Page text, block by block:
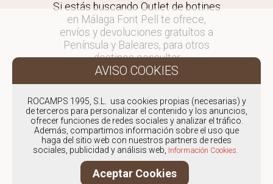
Si estás buscando Outlet de botines
en Málaga Font Pell te ofrece,
envíos y devoluciones gratuítos a
Península y Baleares, para otros
destinos consultar
en comercial@fontpell.com.
Los envíos a Málaga gestionados
entre semana se entregarán en
menos de 48 horas; los pedidos
realizados en fin de semana, el
producto se enviará a partir del
lunes.
ROCAMPS 1995, S.L. usa cookies propias (necesarias) y
de terceros para personalizar el contenido y los anuncios,
ofrecer funciones de redes sociales y analizar el tráfico.
Además, compartimos información sobre el uso que
haga del sitio web con nuestros partners de redes
sociales, publicidad y análisis web, Información Cookies.
Aceptar Cookies